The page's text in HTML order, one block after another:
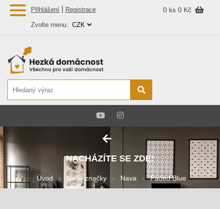
Přihlášení Registrace 0 ks 0 Kč
Zvolte menu:
NACHÁZÍTE SE ZDE:
Úvod Naše značky Nava Faded Blue